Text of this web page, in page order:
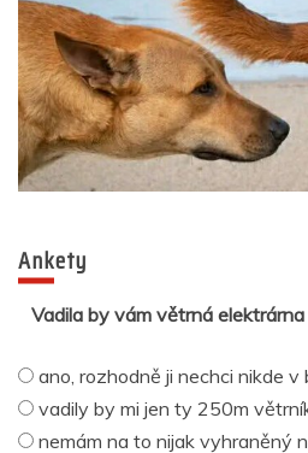
Ankety
Vadila by vám větrná
ano, rozhodně ji nechci nikde v
vadily by mi jen ty 250m
nemám na to nijak vyhraněný